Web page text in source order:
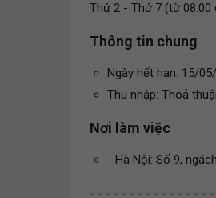
Thứ 2 - Thứ 7 (từ 08:00
Thông tin chung
Ngày hết hạn: 15/
Thu nhập: Thoả
Nơi làm việc
- Hà Nội: Số 9,